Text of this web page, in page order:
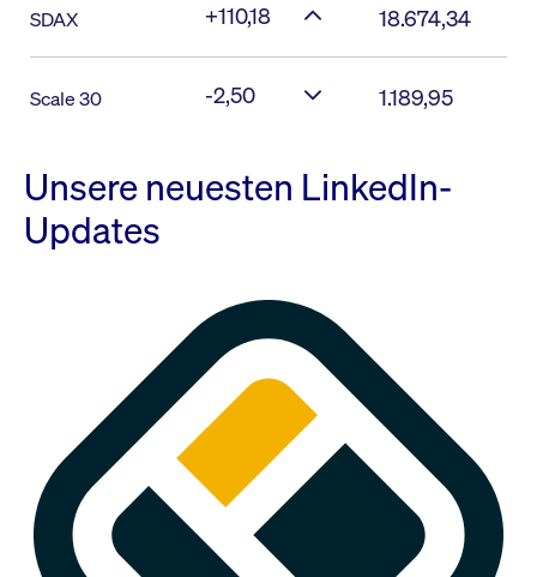
SDAX +110,18 18.674,34
Scale 30 -2,50 1.189,95
Unsere neuesten LinkedIn-
Updates